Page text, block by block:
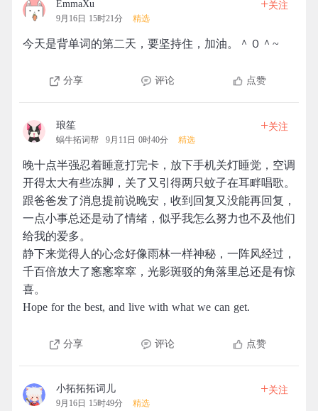
EmmaXu
9月16日 15时21分 精选
+关注
今天是背单词的第二天，要坚持住，加油。＾０＾~
分享 评论 点赞
琅笙
蜗牛拓词帮 9月11日 0时40分 精选
+关注
晚十点半强忍着睡意打完卡，放下手机关灯睡觉，空调
开得太大有些冻脚，关了又引得两只蚊子在耳畔唱歌。
跟爸爸发了消息提前说晚安，收到回复又没能再回复，
一点小事总还是动了情绪，似乎我怎么努力也不及他们
给我的爱多。
静下来觉得人的心念好像雨林一样神秘，一阵风经过，
千百倍放大了窸窸窣窣，光影斑驳的角落里总还是有惊
喜。
Hope for the best, and live with what we can get.
分享 评论 点赞
小拓拓拓词儿
9月16日 15时49分 精选
+关注